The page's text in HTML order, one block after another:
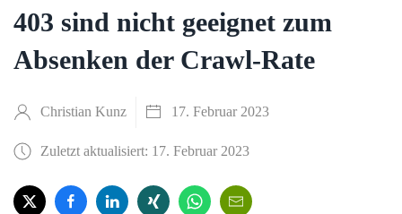
403 sind nicht geeignet zum
Absenken der Crawl-Rate
Christian Kunz 17. Februar 2023
Zuletzt aktualisiert: 17. Februar 2023